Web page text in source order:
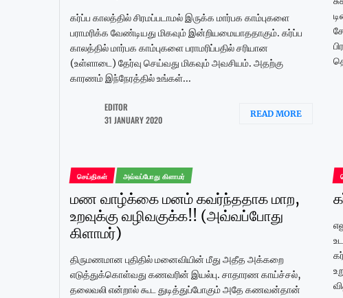
கர்ப்ப காலத்தில் சிரமப்படாமல் இருக்க மார்பக காம்புகளை
பராமரிக்க வேண்டியது மிகவும் இன்றியமையாததாகும். கர்ப்ப
காலத்தில் மார்பக காம்புகளை பராமரிப்பதில் சரியான
(உள்ளாடை) தேர்வு செய்வது மிகவும் அவசியம். அதற்கு
காரணம் இந்நேரத்தில் உங்கள்...
EDITOR
31 JANUARY 2020
READ MORE
செய்திகள் அவ்வப்போது கிளாமர்
மண வாழ்க்கை மனம் கவர்ந்ததாக மாற,
உறவுக்கு வழிவகுக்க!! (அவ்வப்போது
கிளாமர்)
திருமணமான புதிதில் மனைவியின் மீது அதீத அக்கறை
எடுத்துக்கொள்வது கணவரின் இயல்பு. சாதாரண காய்ச்சல்,
தலைவலி என்றால் கூட துடித்துப்போகும் அதே கணவன்தான்